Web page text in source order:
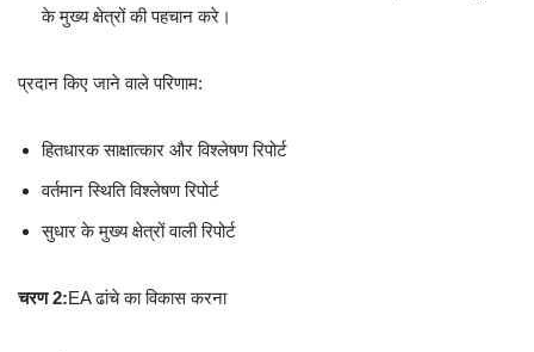
के मुख्य क्षेत्रों की पहचान करे।
प्रदान किए जाने वाले परिणाम:
हितधारक साक्षात्कार और विश्लेषण रिपोर्ट
वर्तमान स्थिति विश्लेषण रिपोर्ट
सुधार के मुख्य क्षेत्रों वाली रिपोर्ट
चरण 2:EA ढांचे का विकास करना